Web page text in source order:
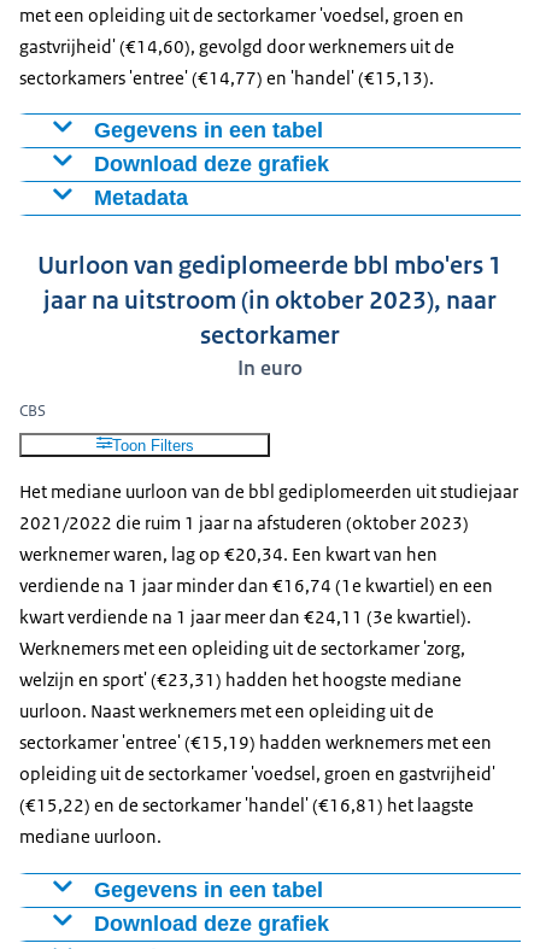
met een opleiding uit de sectorkamer 'voedsel, groen en
gastvrijheid' (€14,60), gevolgd door werknemers uit de
sectorkamers 'entree' (€14,77) en 'handel' (€15,13).
Gegevens in een tabel
uurloon,
uurloon,
mediaan
Totaal
14,32 16,45
19,07
Niet gespecificeerd naar
sector
Sectorkamer techniek en
15,63
transport, logistiek,
maritiem
Sectorkamer zorg,
welzijn en sport
21,31
Sectorkamer handel 13,77 15,13
16,93
Sectorkamer creatieve
industrie en ICT
13,89 15,24
Sectorkamer voedsel,
groen en gastvrijheid
13,53 14,60
Sectorkamer zakelijke
dienstverlening en
veiligheid
14,04 16,21 18,86
Sectorkamer
specialistisch
vakmanschap
14,58 15,86 17,25
Entree 13,28 14,77
16,41
Download deze grafiek
Figuur als PNG
Metadata
na uitstroom (in oktober 2023), naar sectorkamer.
Peildatum: oktober 2023.
Uurloon van gediplomeerde bbl mbo'ers 1
jaar na uitstroom (in oktober 2023), naar
sectorkamer
In euro
CBS
Toon Filters
Het mediane uurloon van de bbl gediplomeerden uit studiejaar
2021/2022 die ruim 1 jaar na afstuderen (oktober 2023)
werknemer waren, lag op €20,34. Een kwart van hen
verdiende na 1 jaar minder dan €16,74 (1e kwartiel) en een
kwart verdiende na 1 jaar meer dan €24,11 (3e kwartiel).
Werknemers met een opleiding uit de sectorkamer 'zorg,
welzijn en sport' (€23,31) hadden het hoogste mediane
uurloon. Naast werknemers met een opleiding uit de
sectorkamer 'entree' (€15,19) hadden werknemers met een
opleiding uit de sectorkamer 'voedsel, groen en gastvrijheid'
(€15,22) en de sectorkamer 'handel' (€16,81) het laagste
mediane uurloon.
Gegevens in een tabel
uurloon,
uurloon,
Download deze grafiek